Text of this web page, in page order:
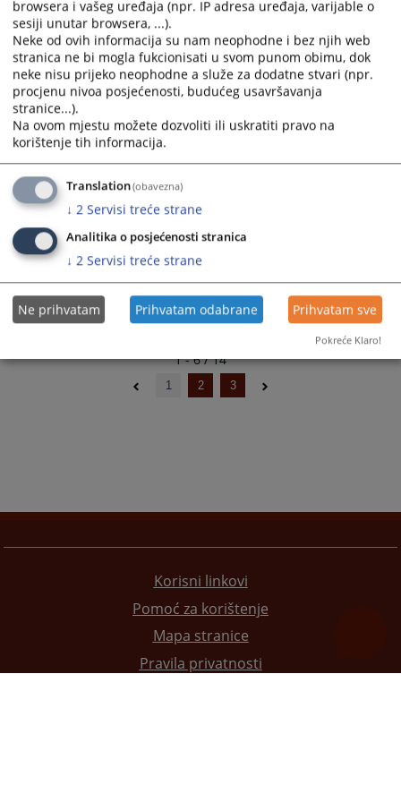
and
select
a
date.
Press
the
question
mark
key
get
the
keyboard
shortcuts
changing
dates.
and
select
a
date.
Press
question
mark
to
get
the
shortcuts
changing
dates.
26.01.2024.
Izmjena Plana javnih nabavki za 2024. godinu
04.01.2024.
Plan javnih nabavki za 2024. godinu
07.07.2023.
Izmjena Plana javnih nabavki za 2023. godinu
16.01.2023.
Plan javnih nabavki za 2023. godinu
1 - 6 / 14
1 2 3
Korisni linkovi
Pomoć za korištenje
Mapa stranice
Pravila privatnosti
browsera i vašeg uređaja (npr. IP adresa uređaja, varijable o
sesiji unutar browsera, ...).
Neke od ovih informacija su nam neophodne i bez njih web
stranica ne bi mogla fukcionisati u svom punom obimu, dok
neke nisu prijeko neophodne a služe za dodatne stvari (npr.
procjenu nivoa posjećenosti, budućeg usavršavanja
stranice...).
Na ovom mjestu možete dozvoliti ili uskratiti pravo na
korištenje tih informacija.
Translation(obavezna)
↓ 2 Servisi treće strane
Analitika o posjećenosti stranica
↓ 2 Servisi treće strane
Ne prihvatam Prihvatam odabrane Prihvatam sve
Pokreće Klaro!